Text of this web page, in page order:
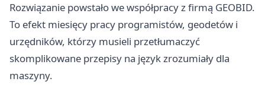
Rozwiązanie powstało we współpracy z firmą GEOBID.
To efekt miesięcy pracy programistów, geodetów i
urzędników, którzy musieli przetłumaczyć
skomplikowane przepisy na język zrozumiały dla
maszyny.